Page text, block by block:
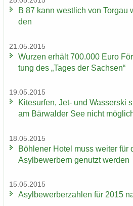
B 87 kann west­lich von
den
21.05.2015
Wur­zen er­hält 700.000 Euro
tung des „Tages der Sach­sen“
19.05.2015
Ki­te­sur­fen, Jet- und Was­ser­ski
am Bär­wal­der See nicht
18.05.2015
Böh­le­ner Hotel muss wei­ter für
Asyl­be­wer­bern ge­nutzt wer­den
15.05.2015
Asyl­be­wer­ber­zah­len für 2015